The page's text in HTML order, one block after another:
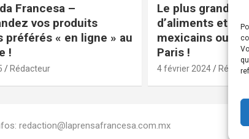
Francesa –
vos produits
préférés « en ligne » au
!
Rédacteur
Le plus grand
d’aliments et
mexicains
Paris !
4 février 2024
redaction@laprensafrancesa.com.mx